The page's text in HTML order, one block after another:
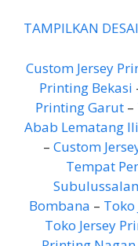
TAMPILKAN
Custom Jersey
Printing Bekasi
Printing Garut –
Abab Lematang
– Custom
Tempat
Bombana –
Toko Jersey